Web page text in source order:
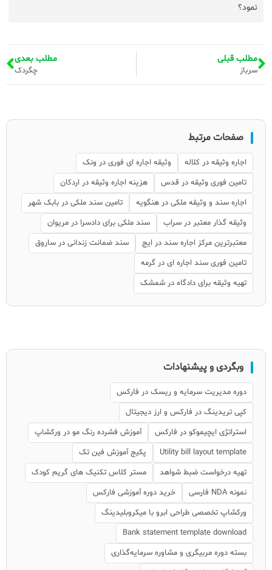
نمود؟
مطلب قبلی
سرباز
مطلب بعدی
چگردک
صفحات مرتبط
اجاره وثیقه در کلاله
وثیقه اجاره ای فوری در ونک
تامین فوری وثیقه در قدس
هزینه اجاره وثیقه در اردکان
اجاره سند و وثیقه ملکی در هنگویه
تامین سند ملکی در بابک شهر
وثیقه گذار معتبر در سراب
سند ملکی برای دادسرا در مریوان
معتبرترین مرکز اجاره سند در ایج
سند ضمانت زندانی در ساروق
تامین فوری سند اجاره ای در گرمه
تهیه وثیقه برای دادگاه در شمشک
وبگردی و پیشنهادات
دوره مدیریت سرمایه و ریسک در فارکس
کپی تریدینگ در فارکس و ارز دیجیتال
استراتژی ایچیموکو در فارکس
آموزش فشرده رنگ مو در ورکشاپ
Utility bill layout template
پکیج آموزش فین تک
تهیه درخواست ضبط شواهد
مستر کلاس تکنیک های گریم کودک
نمونه NDA فارسی
خرید دوره آموزشی فارکس
ورکشاپ تخصصی طراحی ابرو با میکروبلیدینگ
Bank statement template download
بسته دوره مربیگری و مشاوره سرمایه‌گذاری